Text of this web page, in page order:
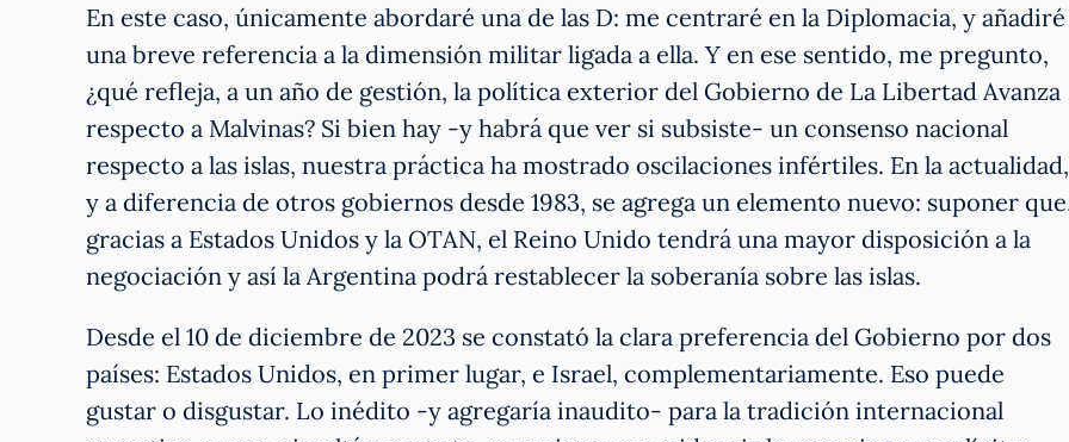
En este caso, únicamente abordaré una de las D: me centraré en la Diplomacia, y añadiré
una breve referencia a la dimensión militar ligada a ella. Y en ese sentido, me pregunto,
¿qué refleja, a un año de gestión, la política exterior del Gobierno de La Libertad Avanza
respecto a Malvinas? Si bien hay -y habrá que ver si subsiste- un consenso nacional
respecto a las islas, nuestra práctica ha mostrado oscilaciones infértiles. En la actualidad,
y a diferencia de otros gobiernos desde 1983, se agrega un elemento nuevo: suponer
gracias a Estados Unidos y la OTAN, el Reino Unido tendrá una mayor disposición a la
negociación y así la Argentina podrá restablecer la soberanía sobre las islas.
Desde el 10 de diciembre de 2023 se constató la clara preferencia del Gobierno por dos
países: Estados Unidos, en primer lugar, e Israel, complementariamente. Eso puede
gustar o disgustar. Lo inédito -y agregaría inaudito- para la tradición internacional